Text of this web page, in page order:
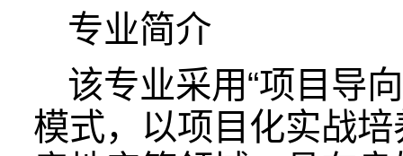
专业简介
该专业采用“项目导
模式，以项目化实战